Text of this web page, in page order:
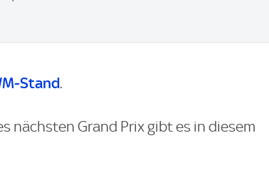
Stand.
nächsten Grand Prix gibt es in diesem